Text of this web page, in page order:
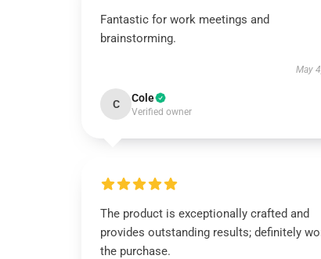
Fantastic for work meetings and
brainstorming.
May
C Cole
Verified owner
The product is exceptionally crafted and
provides outstanding results; definitely
the purchase.